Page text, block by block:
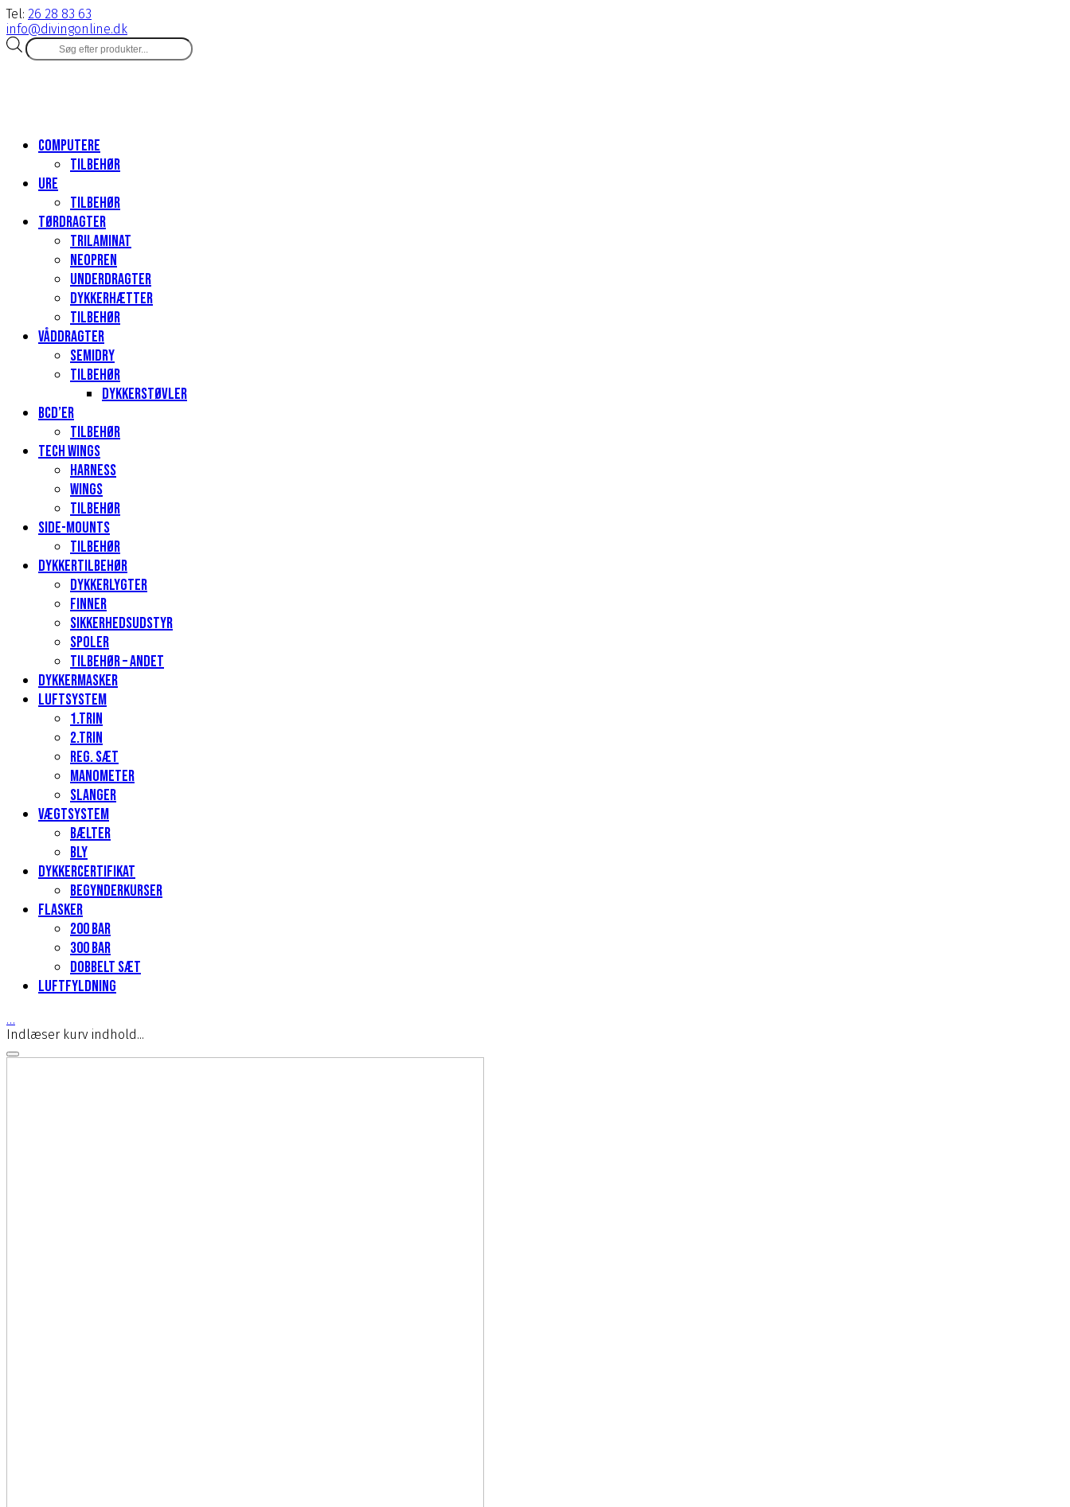
Tel: 26 28 83 63
info@divingonline.dk
Products
search
Computere
Tilbehør
Ure
Tilbehør
Tørdragter
Trilaminat
Neopren
Underdragter
Dykkerhætter
Tilbehør
Våddragter
Semidry
Tilbehør
Dykkerstøvler
BCD’er
Tilbehør
Tech Wings
Harness
Wings
Tilbehør
Side-mounts
Tilbehør
Dykkertilbehør
Dykkerlygter
Finner
Sikkerhedsudstyr
Spoler
Tilbehør – andet
Dykkermasker
Luftsystem
1.Trin
2.Trin
Reg. sæt
Manometer
Slanger
Vægtsystem
Bælter
Bly
Dykkercertifikat
Begynderkurser
Flasker
200 Bar
300 bar
Dobbelt sæt
Luftfyldning
…
Indlæser kurv indhold...